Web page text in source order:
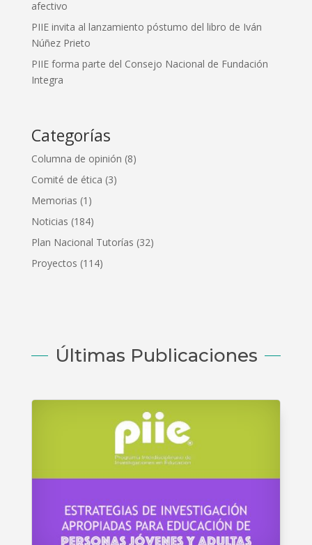
afectivo
PIIE invita al lanzamiento póstumo del libro de Iván
Núñez Prieto
PIIE forma parte del Consejo Nacional de Fundación
Integra
Categorías
Columna de opinión (8)
Comité de ética (3)
Memorias (1)
Noticias (184)
Plan Nacional Tutorías (32)
Proyectos (114)
Últimas Publicaciones